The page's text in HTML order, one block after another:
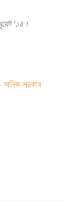
‘১৪।
অনিক সরকার